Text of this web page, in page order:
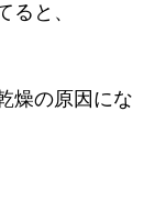
ると、
燥の原因にな